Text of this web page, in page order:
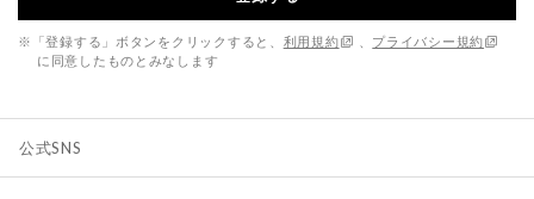
※「登録する」ボタンをクリックすると、 利用規約
プライバシー規約
に同意したものとみなします
公式SNS